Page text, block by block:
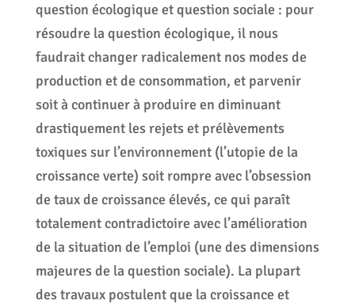
question écologique et question sociale : pour
résoudre la question écologique, il nous
faudrait changer radicalement nos modes de
production et de consommation, et parvenir
soit à continuer à produire en diminuant
drastiquement les rejets et prélèvements
toxiques sur l’environnement (l’utopie de la
croissance verte) soit rompre avec l’obsession
de taux de croissance élevés, ce qui paraît
totalement contradictoire avec l’amélioration
de la situation de l’emploi (une des dimensions
majeures de la question sociale). La plupart
des travaux postulent que la croissance et